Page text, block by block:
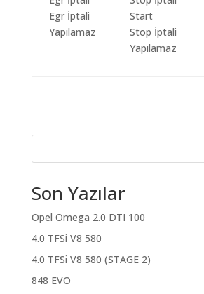
Egr İptali
Yapılamaz
Start
Stop İptali
Yapılamaz
Son Yazılar
Opel Omega 2.0 DTI 100
4.0 TFSi V8 580
4.0 TFSi V8 580 (STAGE 2)
848 EVO